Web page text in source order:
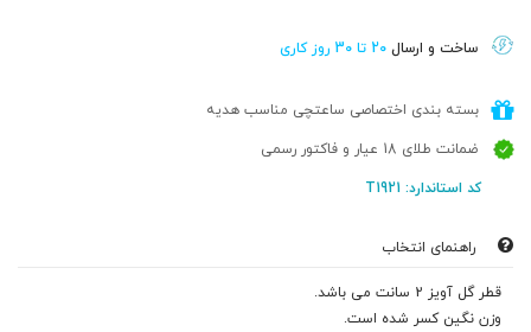
ساخت و ارسال 20 تا 30 روز کاری
بسته بندی اختصاصی ساعتچی مناسب هدیه
ضمانت طلای 18 عیار و فاکتور رسمی
کد استاندارد: T1921
راهنمای انتخاب
قطر گل آویز 2 سانت می باشد.
وزن نگین کسر شده است.